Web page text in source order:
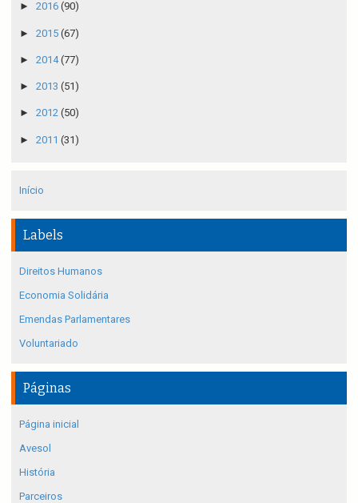
► 2016 (90)
► 2015 (67)
► 2014(77)
► 2013 (51)
► 2012 (50)
► 2011 (31)
Início
Labels
Direitos Humanos
Economia Solidária
Emendas Parlamentares
Voluntariado
Páginas
Página inicial
Avesol
História
Parceiros